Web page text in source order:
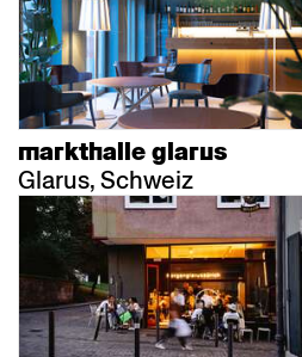
markthalle glarus
Glarus, Schweiz